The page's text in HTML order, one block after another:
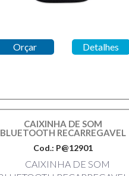
Orçar Detalhes
CAIXINHA DE SOM
BLUETOOTH RECARREGAVEL
Cod.: P@12901